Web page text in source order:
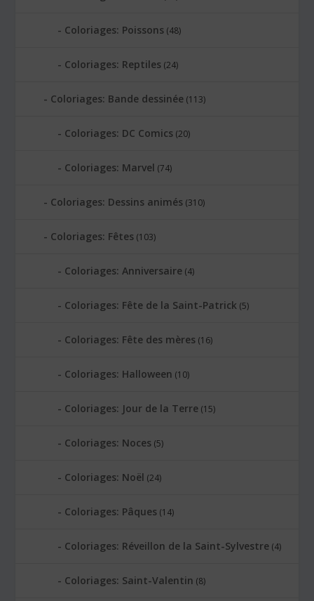
Coloriages: Poissons (48)
Coloriages: Reptiles (24)
Coloriages: Bande dessinée (113)
Coloriages: DC Comics (20)
Coloriages: Marvel (74)
Coloriages: Dessins animés (310)
Coloriages: Fêtes (103)
Coloriages: Anniversaire (4)
Coloriages: Fête de la Saint-Patrick (5)
Coloriages: Fête des mères (16)
Coloriages: Halloween (10)
Coloriages: Jour de la Terre (15)
Coloriages: Noces (5)
Coloriages: Noël (24)
Coloriages: Pâques (14)
Coloriages: Réveillon de la Saint-Sylvestre (4)
Coloriages: Saint-Valentin (8)